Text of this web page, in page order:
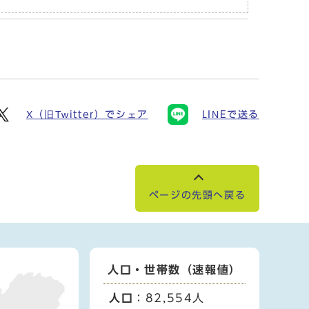
X（旧Twitter）でシェア LINEで送る
ページの先頭へ戻る
人口・世帯数（速報値）
人口 ：82,554人